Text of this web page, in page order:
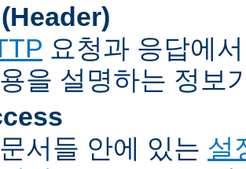
요청과 응답에
을 설명하는 정보
서들 안에 있는 설